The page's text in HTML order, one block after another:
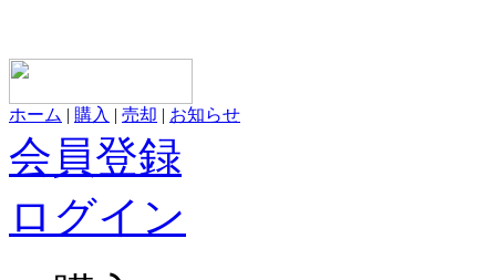
ホーム | 購入 | 売却 | お知らせ
会員登録
ログイン